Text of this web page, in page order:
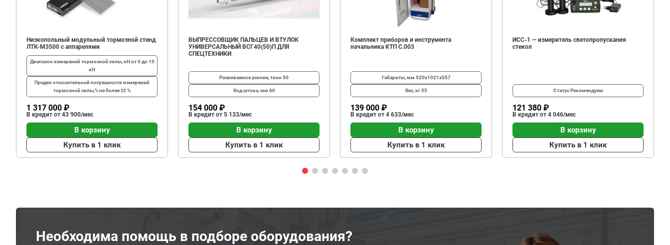
Низкопольный модульный тормозной стенд
ЛТК-М3500 с аппарелями
Диапазон измерений тормозной силы, кНот 0 до 10
кН
Предел относительной погрешности измерений
тормозной силы,%не более ±2 %
1 317 000 ₽
В кредит от 43 900/мес
В корзину
Купить в 1 клик
ВЫПРЕССОВЩИК ПАЛЬЦЕВ И ВТУЛОК
УНИВЕРСАЛЬНЫЙ ВСГ40(50)П ДЛЯ
СПЕЦТЕХНИКИ
Развиваемое усилие, тонн 50
Ход штока, мм 60
154 000 ₽
В кредит от 5 133/мес
В корзину
Купить в 1 клик
Комплект приборов и инструмента
начальника КТП C.003
Габариты, мм 520х1021х557
Вес, кг55
139 000 ₽
В кредит от 4 633/мес
В корзину
Купить в 1 клик
ИСС-1 — измеритель светопропускания
стекол
СтатусРекомендуем
121 380 ₽
В кредит от 4 046/мес
В корзину
Купить в 1 клик
Необходима помощь в подборе оборудования?